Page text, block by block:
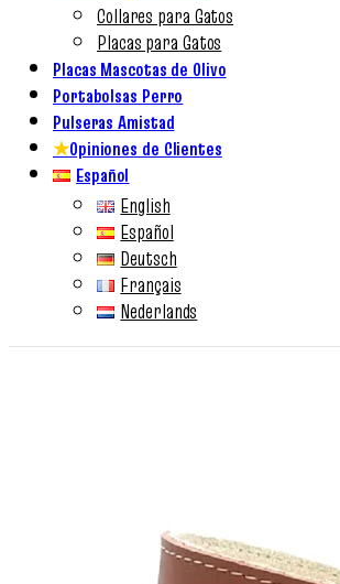
Collares para Gatos
Placas para Gatos
Placas Mascotas de Olivo
Portabolsas Perro
Pulseras Amistad
★Opiniones de Clientes
Español
English
Español
Deutsch
Français
Nederlands